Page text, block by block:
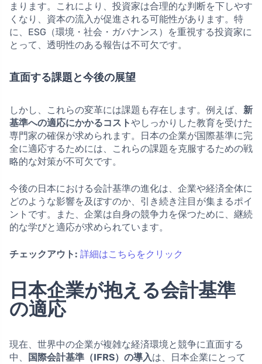
まります。これにより、投資家は合理的な判断を下しやす
くなり、資本の流入が促進される可能性があります。特
に、ESG（環境・社会・ガバナンス）を重視する投資家に
とって、透明性のある報告は不可欠です。
直面する課題と今後の展望
しかし、これらの変革には課題も存在します。例えば、 新
基準への適応にかかるコストやしっかりした教育を受けた
専門家の確保が求められます。日本の企業が国際基準に完
全に適応するためには、これらの課題を克服するための戦
略的な対策が不可欠です。
今後の日本における会計基準の進化は、企業や経済全体に
どのような影響を及ぼすのか、引き続き注目が集まるポイ
ントです。また、企業は自身の競争力を保つために、継続
的な学びと適応が求められています。
チェックアウト: 詳細はこちらをクリック
日本企業が抱える会計基準
の適応
現在、世界中の企業が複雑な経済環境と競争に直面する
中、
国際会計基準（IFRS）の導入は、日本企業にとって